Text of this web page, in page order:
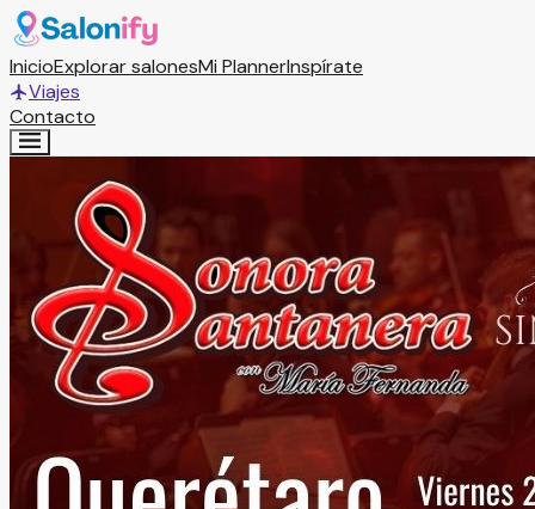
InicioExplorar salonesMi PlannerInspírate
Viajes
Contacto